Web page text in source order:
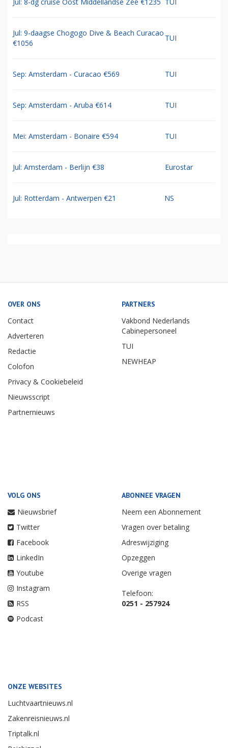
Jul: 9-daagse Chogogo Dive & Beach Curacao
€1056
TUI
Sep: Amsterdam - Curacao €569 TUI
Sep: Amsterdam - Aruba €614 TUI
Mei: Amsterdam - Bonaire €594 TUI
Jul: Amsterdam - Berlijn €38 Eurostar
Jul: Rotterdam - Antwerpen €21 NS
OVER ONS
Contact
Adverteren
Redactie
Colofon
Privacy & Cookiebeleid
Nieuwsscript
Partnernieuws
PARTNERS
Vakbond Nederlands
Cabinepersoneel
TUI
NEWHEAP
VOLG ONS
Nieuwsbrief
Twitter
Facebook
LinkedIn
Youtube
Instagram
RSS
Podcast
ABONNEE VRAGEN
Neem een Abonnement
Vragen over betaling
Adreswijziging
Opzeggen
Overige vragen
Telefoon:
0251 - 257924
ONZE WEBSITES
Luchtvaartnieuws.nl
Zakenreisnieuws.nl
Triptalk.nl